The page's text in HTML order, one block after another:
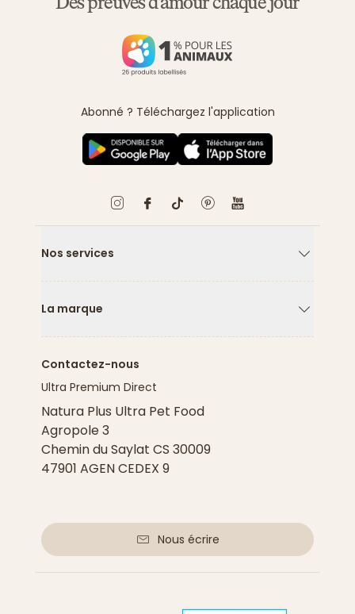
Abonné ? Téléchargez l'application
Nos services
La marque
Contactez-nous
Ultra Premium Direct
Natura Plus Ultra Pet Food
Agropole 3
Chemin du Saylat CS 30009
47901 AGEN CEDEX 9
Nous écrire